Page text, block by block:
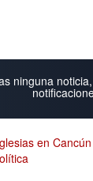
ninguna